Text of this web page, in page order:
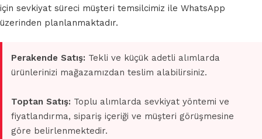
için sevkiyat süreci müşteri temsilcimiz ile WhatsApp
üzerinden planlanmaktadır.
Perakende Satış: Tekli ve küçük adetli alımlarda
ürünlerinizi mağazamızdan teslim alabilirsiniz.
Toptan Satış: Toplu alımlarda sevkiyat yöntemi ve
fiyatlandırma, sipariş içeriği ve müşteri görüşmesine
göre belirlenmektedir.